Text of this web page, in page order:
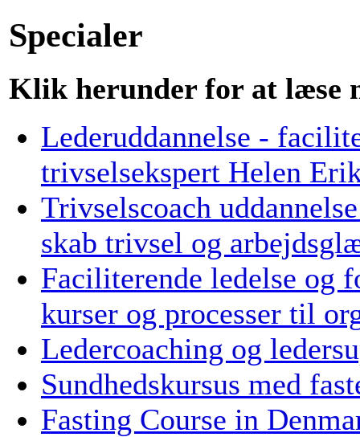
Specialer
Klik herunder for at læse
Lederuddannelse -
trivselsekspert Helen
Trivselscoach
skab trivsel og
Faciliterende ledelse og
kurser og processer til
Ledercoaching og
Sundhedskursus med
Fasting Course in